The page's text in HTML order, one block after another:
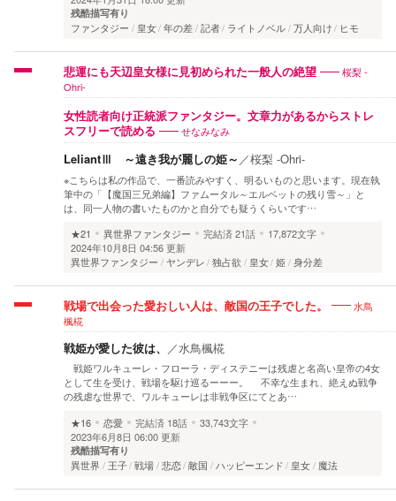
残酷描写有り
ファンタジー 皇女 年の差 記者 ライトノベル 万人向け ヒモ
悲運にも天辺皇女様に見初められた一般人の絶望
桜梨 -
Ohri-
女性読者向け正統派ファンタジー。文章力があるからストレ
スフリーで読める
せなみなみ
LeliantⅢ ～遠き我が麗しの姫～ ／桜梨 -Ohri-
※こちらは私の作品で、一番読みやすく、明るいものと思います。現在執
筆中の「【魔国三兄弟編】ファムータル～エルベットの残り雪～」と
は、同一人物の書いたものかと自分でも疑うくらいです…
★21
異世界ファンタジー 完結済21話
17,872文字
2024年10月8日 04:56 更新
異世界ファンタジー
ヤンデレ 独占欲 皇女 姫 身分差
戦場で出会った愛おしい人は、敵国の王子でした。
水鳥
楓椛
戦姫が愛した彼は、 ／水鳥楓椛
戦姫ワルキューレ・フローラ・ディステニーは残虐と名高い皇帝の4女
として生を受け、戦場を駆け巡るーーー。 不幸な生まれ、絶えぬ戦争
の残虐な世界で、ワルキューレは非戦争区にてとあ…
★16
恋愛 完結済 18話
33,743文字
2023年6月8日 06:00 更新
残酷描写有り
異世界 王子 戦場 悲恋 敵国 ハッピーエンド 皇女 魔法